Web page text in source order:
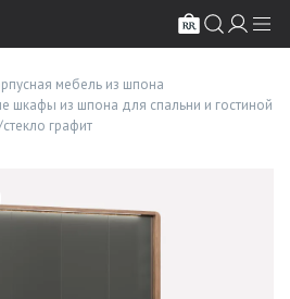
мебель из шпона
шкафы из шпона для спальни и гостиной
графит